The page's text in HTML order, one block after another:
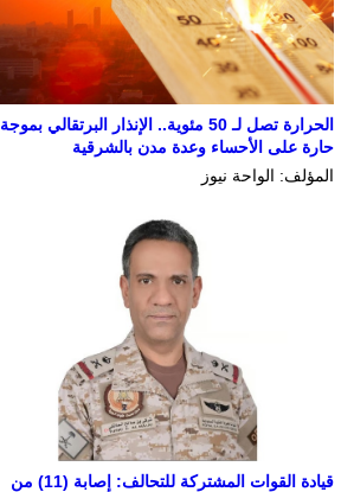
الحرارة تصل لـ 50 مئوية.. الإنذار البرتقالي بموجة
حارة على الأحساء وعدة مدن بالشرقية
المؤلف: الواحة نيوز
قيادة القوات المشتركة للتحالف: إصابة (11) من